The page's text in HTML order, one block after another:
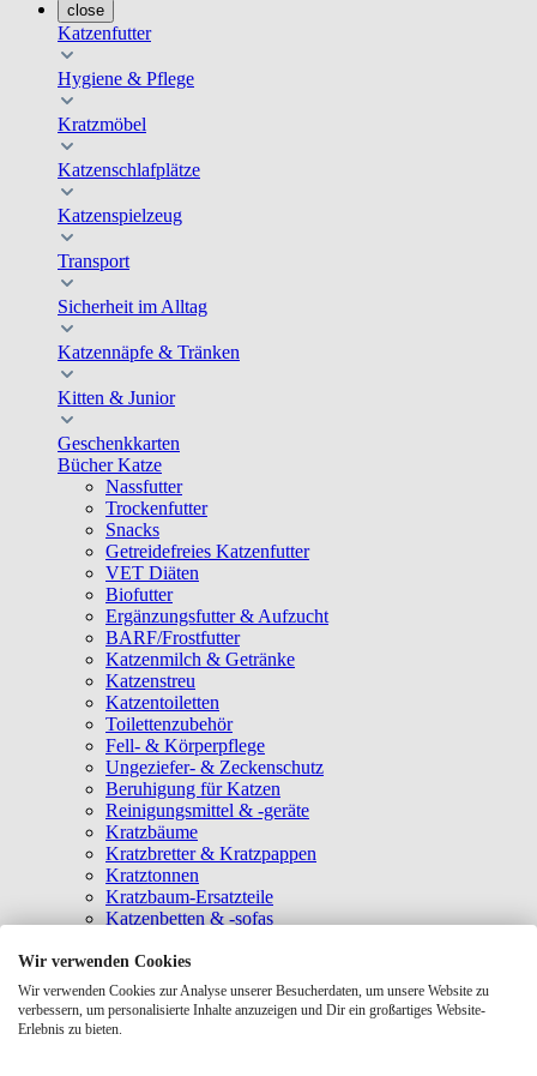
close
Katzenfutter
Hygiene & Pflege
Kratzmöbel
Katzenschlafplätze
Katzenspielzeug
Transport
Sicherheit im Alltag
Katzennäpfe & Tränken
Kitten & Junior
Geschenkkarten
Bücher Katze
Nassfutter
Trockenfutter
Snacks
Getreidefreies Katzenfutter
VET Diäten
Biofutter
Ergänzungsfutter & Aufzucht
BARF/Frostfutter
Katzenmilch & Getränke
Katzenstreu
Katzentoiletten
Toilettenzubehör
Fell- & Körperpflege
Ungeziefer- & Zeckenschutz
Beruhigung für Katzen
Reinigungsmittel & -geräte
Kratzbäume
Kratzbretter & Kratzpappen
Kratztonnen
Kratzbaum-Ersatzteile
Katzenbetten & -sofas
Katzenhäuser
Hängematten & Fensterliegeplätze
Katzendecken & -matten
Baldrian- & Catnipspielzeug
Wir verwenden Cookies
Wir verwenden Cookies zur Analyse unserer Besucherdaten, um unsere Website zu
verbessern, um personalisierte Inhalte anzuzeigen und Dir ein großartiges Website-
Erlebnis zu bieten.